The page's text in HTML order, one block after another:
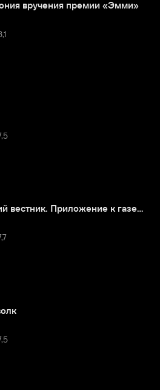
вручения премии «Эмми»
Французский вестник. Приложение к газете «Либерти. Канзас ивнинг сан»